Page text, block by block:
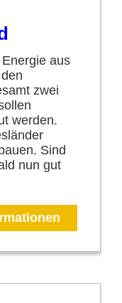
aus
zwei
werden.
Sind
nun gut